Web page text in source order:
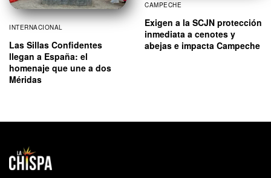
INTERNACIONAL
Las Sillas Confidentes
llegan a España: el
homenaje que une a dos
Méridas
CAMPECHE
Exigen a la SCJN protección
inmediata a cenotes y
abejas e impacta Campeche